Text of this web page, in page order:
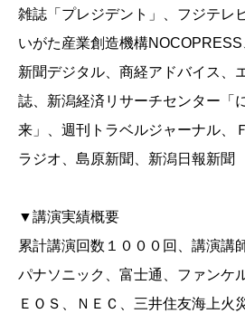
雑誌「プレジデント」、フジテレ
いがた産業創造機構
新聞デジタル、商経アドバイス、
誌、新潟経済リサーチセンター「
来」、週刊トラベルジャーナル、
ラジオ、島原新聞、新潟日報新
▼講演実績概要
累計講演回数１０００回、講演講
パナソニック、富士通、ファンケ
ＥＯＳ、ＮＥＣ、三井住友海上火